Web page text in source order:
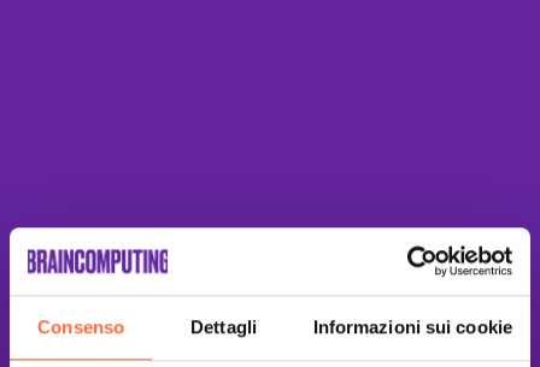
Consenso Dettagli Informazioni sui cookie